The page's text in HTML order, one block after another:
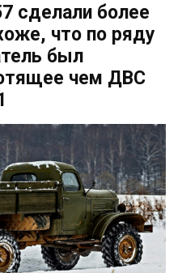
сделали более
что по ряду
был
чем ДВС